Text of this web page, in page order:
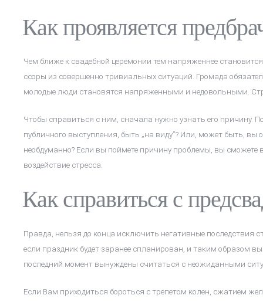
Как проявляется
Чем ближе к свадебной церемонии тем напряженнее
ссоры из совершенно тривиальных ситуаций. Громада
молодые люди становятся напряженными и недовольными.
Чтобы справиться с ним, сначала нужно узнать его причину.
публичного выступления, быть „на виду”? Или, может быть, вы
необдуманно? Если вы поймете причину проблемы, вы
воздействие стресса.
Как справиться с
Правда, нельзя до конца исключить негативные последствия
если праздник будет заранее спланирован, и таким образом
последний момент вынуждены считаться с неожиданными
Если Вам приходиться бороться с трепетом колен, сжатием